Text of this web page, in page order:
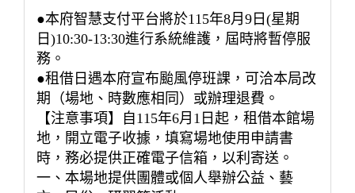
●本府智慧支付平台將於115年8月9日(星期
日)10:30-13:30進行系統維護，屆時將暫停服
務。
●租借日遇本府宣布颱風停班課，可洽本局改
期（場地、時數應相同）或辦理退費。
【注意事項】自115年6月1日起，租借本館場
地，開立電子收據，填寫場地使用申請書
時，務必提供正確電子信箱，以利寄送。
一、本場地提供團體或個人舉辦公益、藝